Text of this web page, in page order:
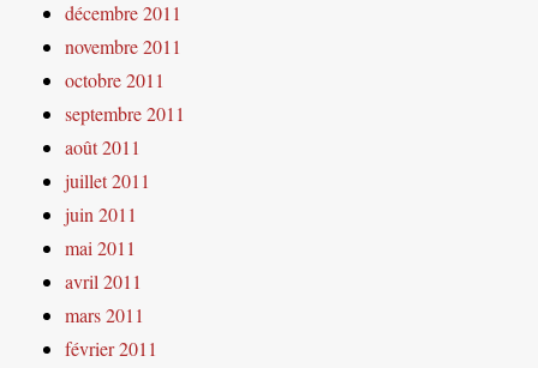
décembre 2011
novembre 2011
octobre 2011
septembre 2011
août 2011
juillet 2011
juin 2011
mai 2011
avril 2011
mars 2011
février 2011